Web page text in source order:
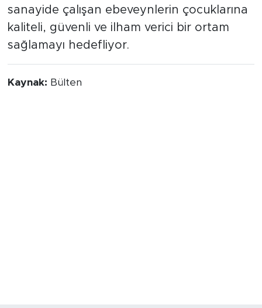
sanayide çalışan ebeveynlerin çocuklarına
kaliteli, güvenli ve ilham verici bir ortam
sağlamayı hedefliyor.
Kaynak: Bülten